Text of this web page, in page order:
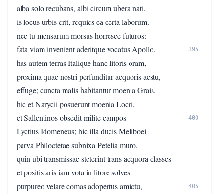
alba solo recubans, albi circum ubera nati,
is locus urbis erit, requies ea certa laborum.
nec tu mensarum morsus horresce futuros:
fata viam invenient aderitque vocatus Apollo.
395
has autem terras Italique hanc litoris oram,
proxima quae nostri perfunditur aequoris aestu,
effuge; cuncta malis habitantur moenia Grais.
hic et Narycii posuerunt moenia Locri,
et Sallentinos obsedit milite campos
400
Lyctius Idomeneus; hic illa ducis Meliboei
parva Philoctetae subnixa Petelia muro.
quin ubi transmissae steterint trans aequora classes
et positis aris iam vota in litore solves,
purpureo velare comas adopertus amictu,
405